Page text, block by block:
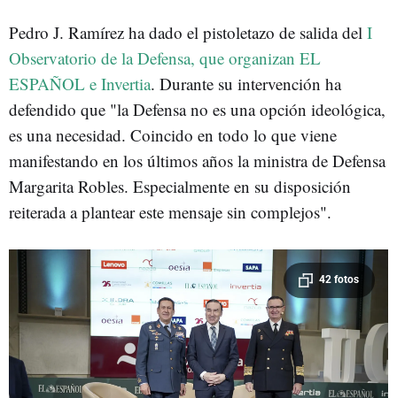
Pedro J. Ramírez ha dado el pistoletazo de salida del I
Observatorio de la Defensa, que organizan EL
ESPAÑOL e Invertia. Durante su intervención ha
defendido que "la Defensa no es una opción ideológica,
es una necesidad. Coincido en todo lo que viene
manifestando en los últimos años la ministra de Defensa
Margarita Robles. Especialmente en su disposición
reiterada a plantear este mensaje sin complejos".
42 fotos